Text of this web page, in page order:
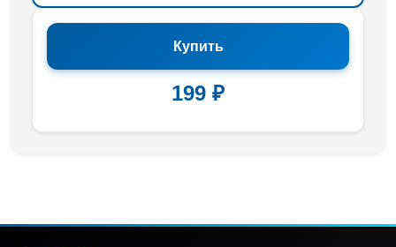
Купить
199 ₽